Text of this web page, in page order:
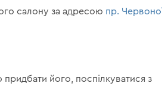
салону за адресою пр.
його, поспілкуватися з